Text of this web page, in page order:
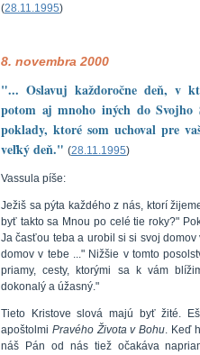
(28.11.1995)
8. novembra 2000
"... Oslavuj každoročne deň, v
potom aj mnoho iných do Svojho
poklady, ktoré som uchoval pre
veľký deň." (28.11.1995)
Vassula píše:
Ježiš sa pýta každého z nás, ktorí
byť takto sa Mnou po celé tie roky?"
Ja časťou teba a urobil si si svoj
domov v tebe ..." Nižšie v tomto
priamy, cesty, ktorými sa k vám
dokonalý a úžasný."
Tieto Kristove slová majú byť žité.
apoštolmi Pravého Života v Bohu. Keď
náš Pán od nás tiež očakáva